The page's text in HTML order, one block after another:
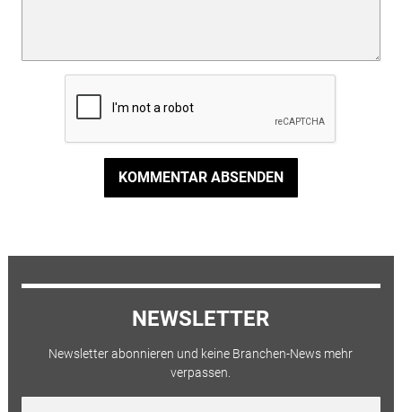
KOMMENTAR ABSENDEN
NEWSLETTER
Newsletter abonnieren und keine Branchen-News mehr
verpassen.